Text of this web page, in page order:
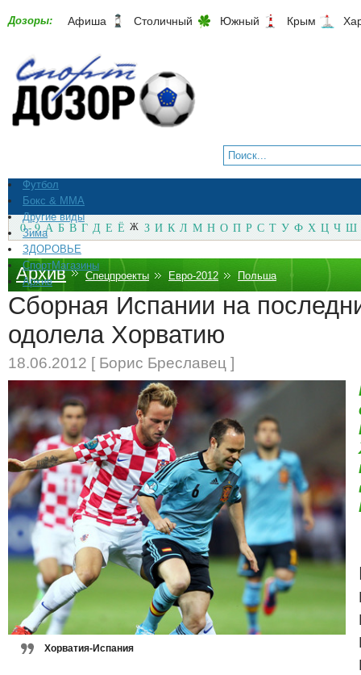
Дозоры: Афиша Столичный Южный Крым
Футбол
Бокс & ММА
Другие виды
Зима
ЗДОРОВЬЕ
СпортМагазины
Архив
0 - 9 А Б В Г Д Е Ё Ж З И К Л М Н О П Р С Т У Ф Х Ц Ч Ш
Архив Спецпроекты Евро-2012 Польша
Сборная Испании на
одолела Хорватию
18.06.2012 [ Борис Бреславец ]
Хорватия-Испания